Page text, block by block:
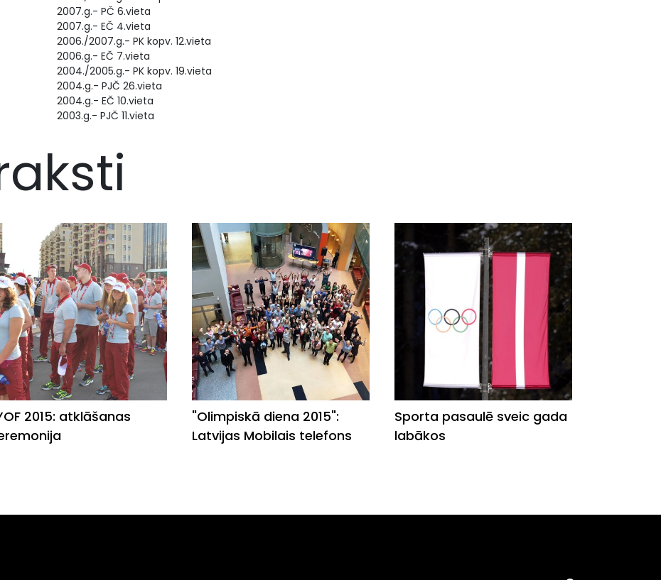
2007.g.- PČ 6.vieta
2007.g.- EČ 4.vieta
2006./2007.g.- PK kopv. 12.vieta
2006.g.- EČ 7.vieta
2004./2005.g.- PK kopv. 19.vieta
2004.g.- PJČ 26.vieta
2004.g.- EČ 10.vieta
2003.g.- PJČ 11.vieta
2015: atklāšanas
"Olimpiskā diena 2015":
Latvijas Mobilais telefons
Sporta pasaulē sveic gada
labākos